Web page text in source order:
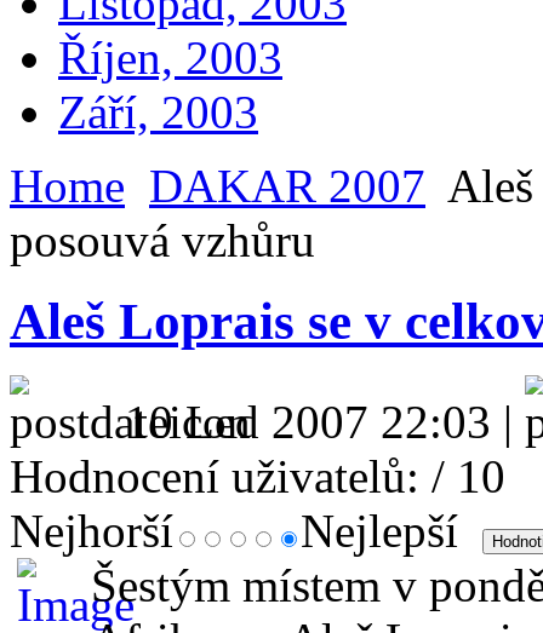
Říjen, 2003
Září, 2003
Home DAKAR 2007
posouvá vzhůru
Aleš Loprais se v
10 Led 2007 22:03 |
Hodnocení uživatelů: / 10
Nejhorší
Nejlepší
Šestým místem v